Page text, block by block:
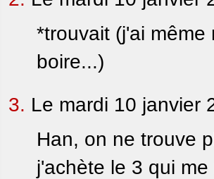
*trouvait (j'ai
boire...)
3. Le mardi 10 janvier
Han, on ne trouve
j'achète le 3 qui